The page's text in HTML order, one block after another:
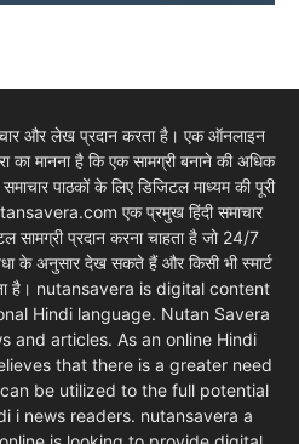
और लेख प्रदान करता है। एक ऑनलाइन
का मानना है कि एक सामग्री बनाने की अधिक
पाठकों के लिए डिजिटल माध्यम की पूरी
एक प्रमुख हिंदी समाचार
सामग्री प्रदान करना चाहता है जो 24/7
के अनुसार देख सकते हैं और किसी भी स्मार्ट
है। nutansavera is digital content
Hindi language. Nutan Savera
and articles. As an online Hindi
that there is a greater need
be utilized to the full potential
i news readers. nutansavera a